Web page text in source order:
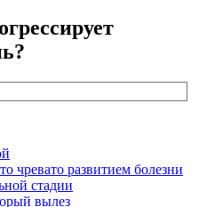
чревато развитием болезни
стадии
вылез